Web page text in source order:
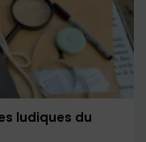
ludiques du